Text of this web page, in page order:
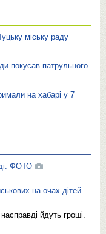
міську раду
покусав патрульного
на хабарі у 7
ФОТО
на очах дітей
йдуть гроші.